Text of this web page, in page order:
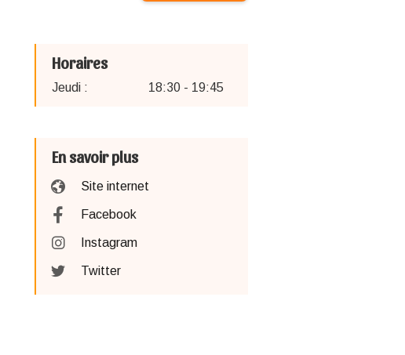
Horaires
Jeudi : 18:30 - 19:45
En savoir plus
Site internet
Facebook
Instagram
Twitter